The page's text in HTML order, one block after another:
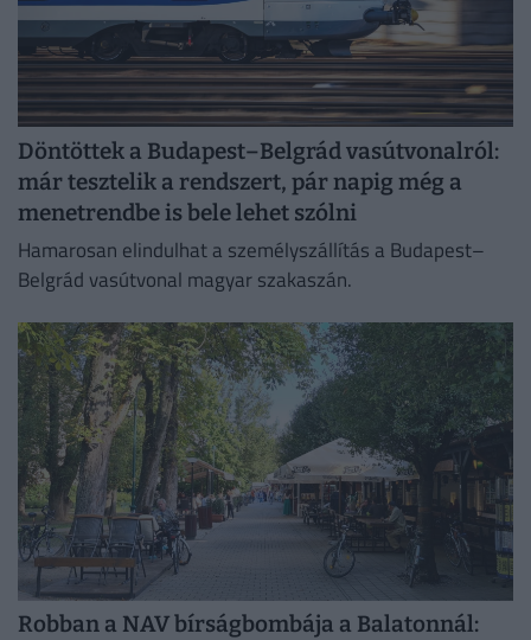
Döntöttek a Budapest–Belgrád vasútvonalról:
már tesztelik a rendszert, pár napig még a
menetrendbe is bele lehet szólni
Hamarosan elindulhat a személyszállítás a Budapest–
Belgrád vasútvonal magyar szakaszán.
Robban a NAV bírságbombája a Balatonnál: